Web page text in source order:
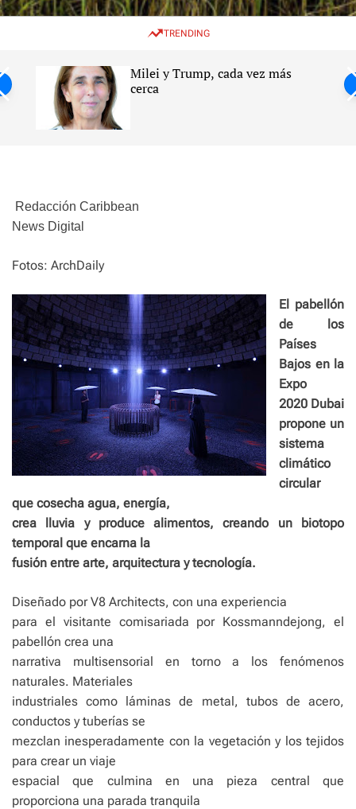
w
c
e
e
TRENDING
Milei y Trump, cada vez más
cerca
Redacción Caribbean
News Digital
Fotos: ArchDaily
El pabellón
de los
Países
Bajos en la
Expo
2020 Dubai
propone un
sistema
climático
circular
que cosecha agua, energía,
crea lluvia y produce alimentos, creando un biotopo
temporal que encarna la
fusión entre arte, arquitectura y tecnología.
Diseñado por V8 Architects, con una experiencia
para el visitante comisariada por Kossmanndejong, el
pabellón crea una
narrativa multisensorial en torno a los fenómenos
naturales. Materiales
industriales como láminas de metal, tubos de acero,
conductos y tuberías se
mezclan inesperadamente con la vegetación y los tejidos
para crear un viaje
espacial que culmina en una pieza central que
proporciona una parada tranquila